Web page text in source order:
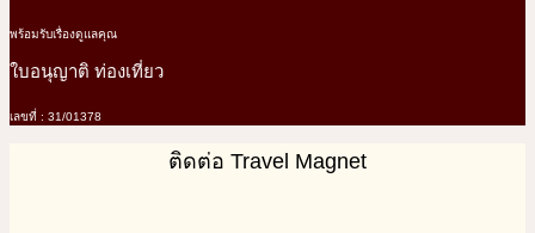
พร้อมรับเรื่องดูแลคุณ
ใบอนุญาติ ท่องเที่ยว
เลขที่ : 31/01378
ติดต่อ Travel Magnet